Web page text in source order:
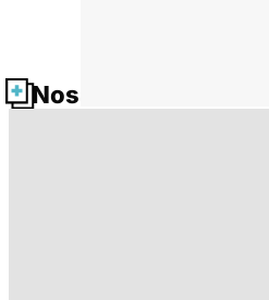
Nos fiches santé